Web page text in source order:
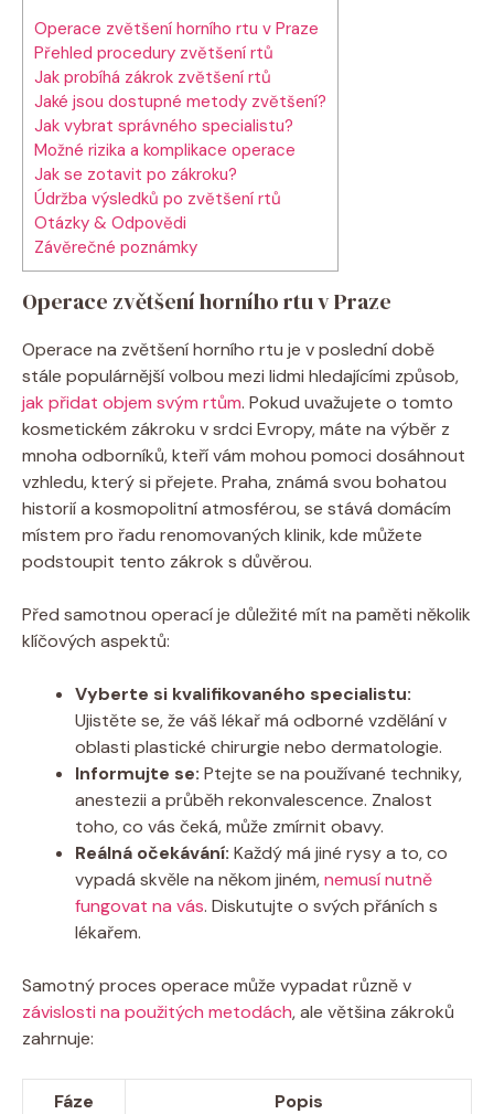
Operace zvětšení horního rtu v Praze
Přehled procedury zvětšení rtů
Jak probíhá zákrok zvětšení rtů
Jaké jsou dostupné metody zvětšení?
Jak vybrat správného specialistu?
Možné rizika a komplikace operace
Jak se zotavit po zákroku?
Údržba výsledků po zvětšení rtů
Otázky & Odpovědi
Závěrečné poznámky
Operace zvětšení horního rtu v Praze
Operace na zvětšení horního rtu je v poslední době
stále populárnější volbou mezi lidmi hledajícími způsob,
jak přidat objem svým rtům. Pokud uvažujete o tomto
kosmetickém zákroku v srdci Evropy, máte na výběr z
mnoha odborníků, kteří vám mohou pomoci dosáhnout
vzhledu, který si přejete. Praha, známá svou bohatou
historií a kosmopolitní atmosférou, se stává domácím
místem pro řadu renomovaných klinik, kde můžete
podstoupit tento zákrok s důvěrou.
Před samotnou operací je důležité mít na paměti několik
klíčových aspektů:
Vyberte si kvalifikovaného specialistu:
Ujistěte se, že váš lékař má odborné vzdělání v
oblasti plastické chirurgie nebo dermatologie.
Informujte se: Ptejte se na používané techniky,
anestezii a průběh rekonvalescence. Znalost
toho, co vás čeká, může zmírnit obavy.
Reálná očekávání: Každý má jiné rysy a to, co
vypadá skvěle na někom jiném,nemusí nutně
fungovat na vás. Diskutujte o svých přáních s
lékařem.
Samotný proces operace může vypadat různě v
závislosti na použitých metodách, ale většina zákroků
zahrnuje:
Fáze
Popis